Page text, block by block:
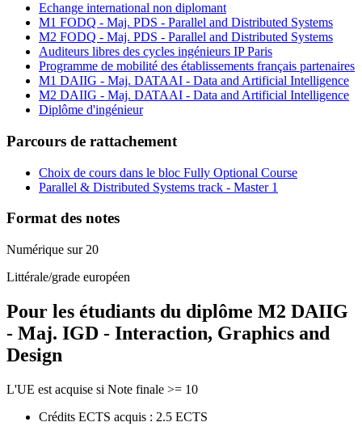
Echange international non diplomant
M1 FODQ - Maj. PDS - Parallel and Distributed Systems
M2 FODQ - Maj. PDS - Parallel and Distributed Systems
Auditeurs libres des cycles ingénieurs IP Paris
Programme de mobilité des établissements français partenaires
M1 DAIIG - Maj. DATAAI - Data and Artificial Intelligence
M2 DAIIG - Maj. DATAAI - Data and Artificial Intelligence
Diplôme d'ingénieur
Parcours de rattachement
Choix de cours dans le bloc Fully Optional Course
Parallel & Distributed Systems track - Master 1
Format des notes
Numérique sur 20
Littérale/grade européen
Pour les étudiants du diplôme M2 DAIIG
- Maj. IGD - Interaction, Graphics and
Design
L'UE est acquise si Note finale >= 10
Crédits ECTS acquis : 2.5 ECTS